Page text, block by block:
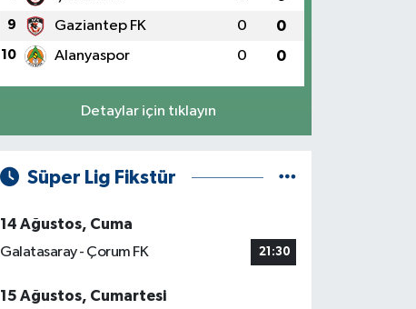
9 Gaziantep FK 0 0
10 Alanyaspor 0 0
Detaylar için tıklayın
Süper Lig Fikstür
14 Ağustos, Cuma
Galatasaray - Çorum FK
21:30
15 Ağustos, Cumartesi